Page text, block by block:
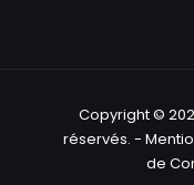
Copyright ©
réservés. -
de